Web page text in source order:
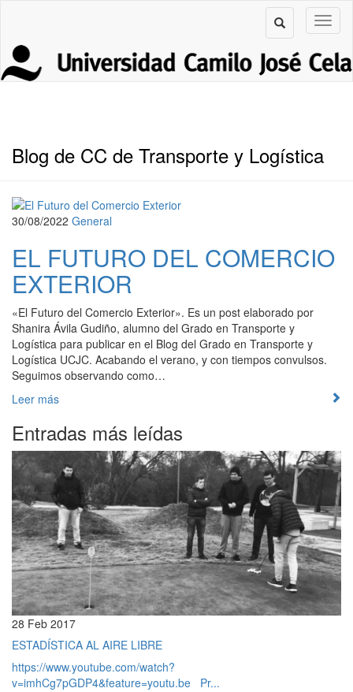
Blog de CC de Transporte y Logística
30/08/2022 General
EL FUTURO DEL COMERCIO
EXTERIOR
«El Futuro del Comercio Exterior». Es un post elaborado por
Shanira Ávila Gudiño, alumno del Grado en Transporte y
Logística para publicar en el Blog del Grado en Transporte y
Logística UCJC. Acabando el verano, y con tiempos convulsos.
Seguimos observando como…
Leer más
Entradas más leídas
28 Feb 2017
ESTADÍSTICA AL AIRE LIBRE
https://www.youtube.com/watch?
v=imhCg7pGDP4&feature=youtu.be Pr...